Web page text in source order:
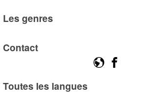
Les genres
Contact
Toutes les langues